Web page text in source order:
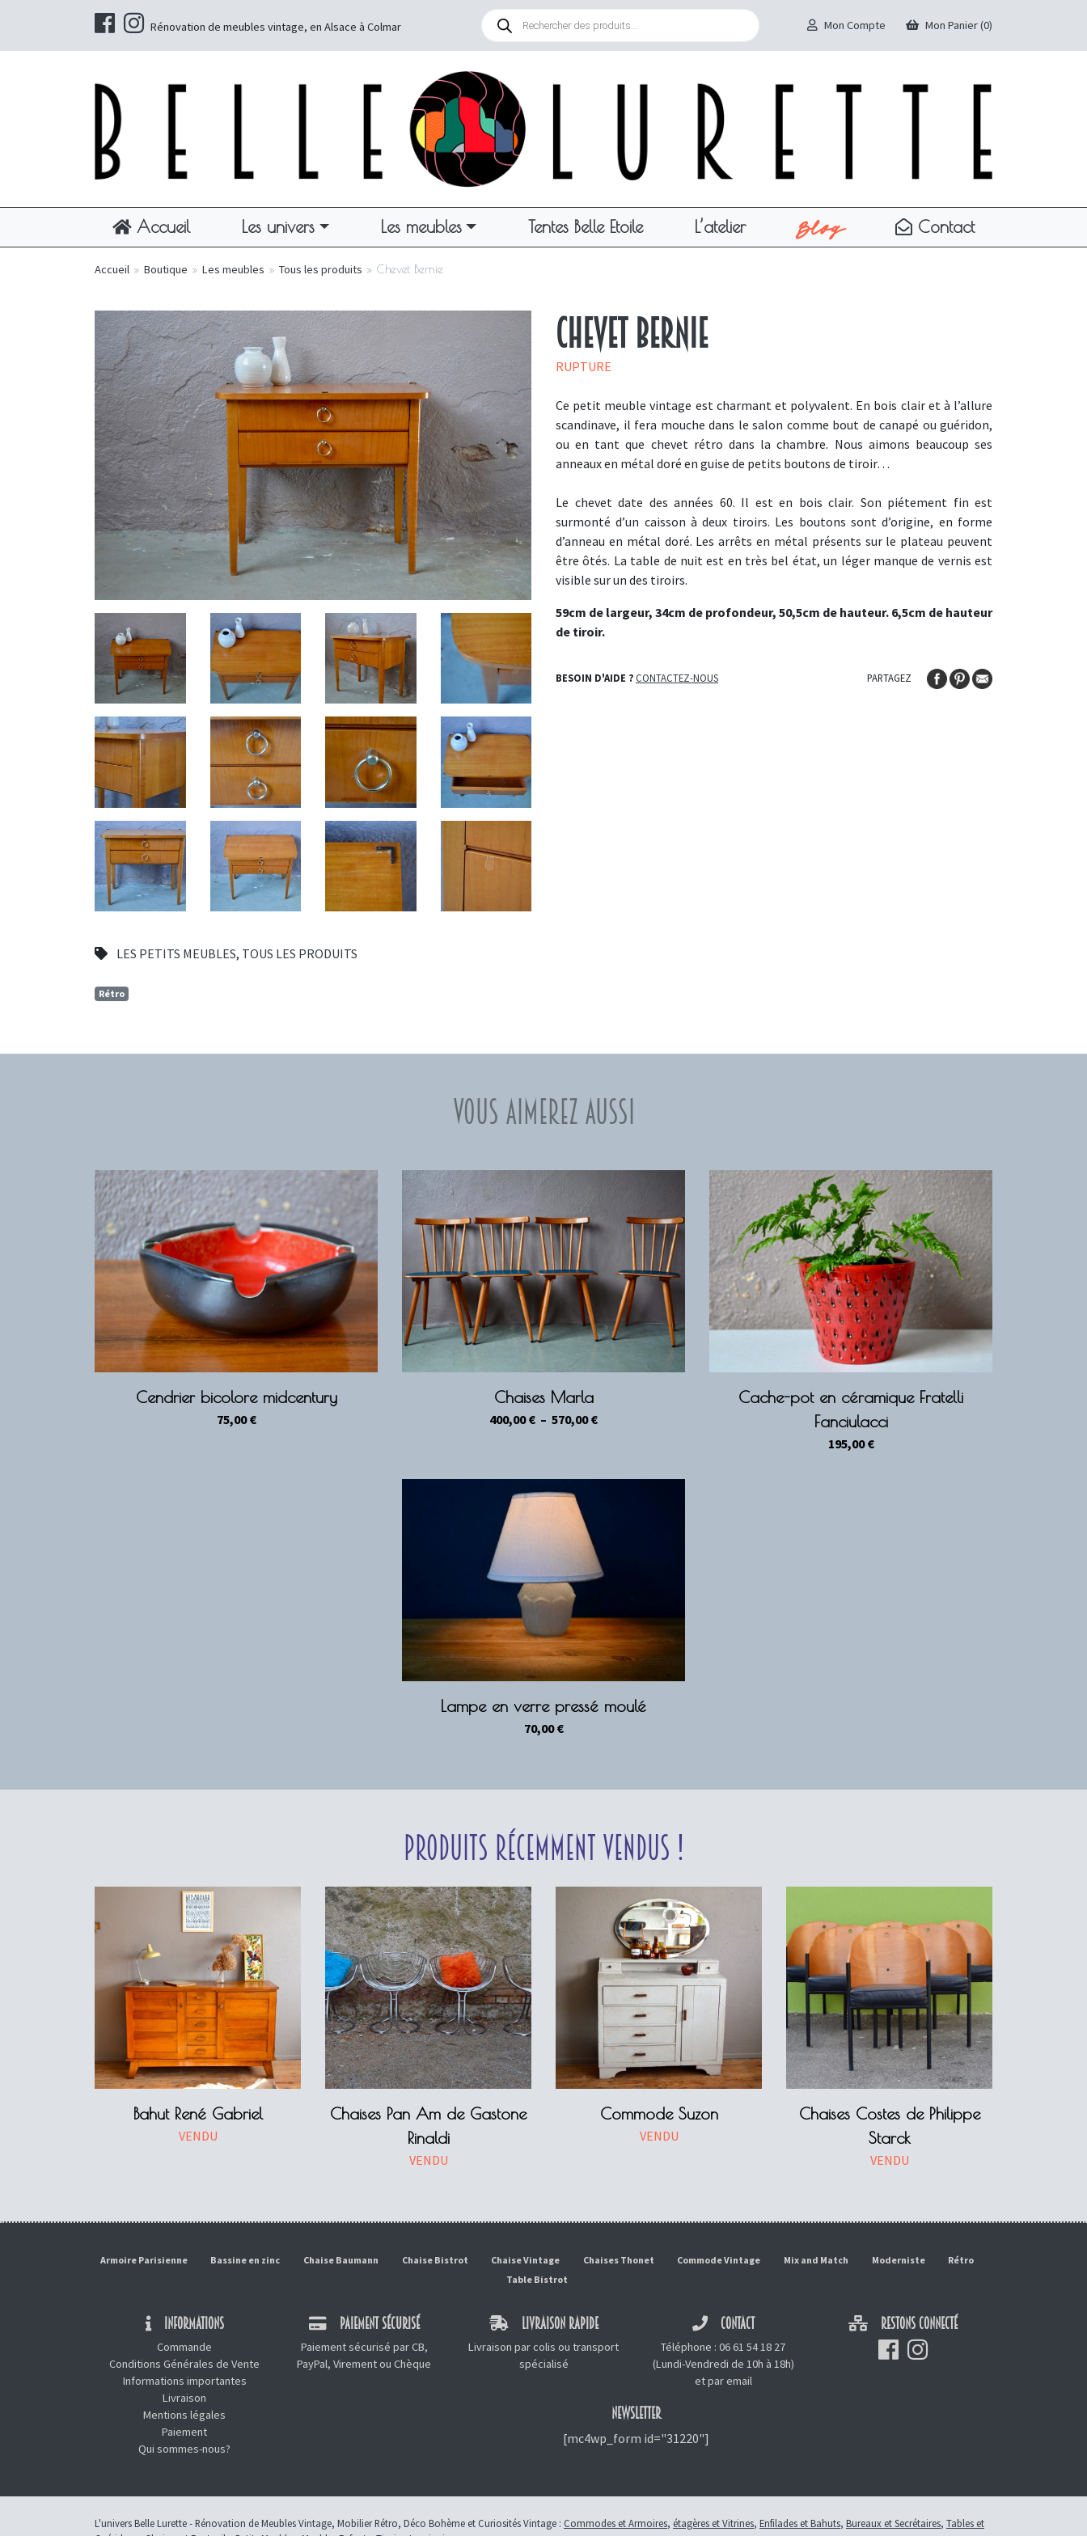
Rénovation de meubles vintage, en Alsace à Colmar
Recherche
produits
Mon Compte Mon Panier (0)
Accueil Les univers Les meubles Tentes Belle Etoile L’atelier Blog Contact
Accueil » Boutique » Les meubles » Tous les produits » Chevet Bernie
LES PETITS MEUBLES, TOUS LES PRODUITS
Rétro
Chevet Bernie
RUPTURE
Ce petit meuble vintage est charmant et polyvalent. En bois clair et à l’allure
scandinave, il fera mouche dans le salon comme bout de canapé ou guéridon,
ou en tant que chevet rétro dans la chambre. Nous aimons beaucoup ses
anneaux en métal doré en guise de petits boutons de tiroir…
Le chevet date des années 60. Il est en bois clair. Son piétement fin est
surmonté d’un caisson à deux tiroirs. Les boutons sont d’origine, en forme
d’anneau en métal doré. Les arrêts en métal présents sur le plateau peuvent
être ôtés. La table de nuit est en très bel état, un léger manque de vernis est
visible sur un des tiroirs.
59cm de largeur, 34cm de profondeur, 50,5cm de hauteur. 6,5cm de hauteur
de tiroir.
BESOIN D'AIDE ?CONTACTEZ-NOUS PARTAGEZ
Vous aimerez aussi
Cendrier bicolore midcentury
75,00€
Chaises Marla
400,00€ – 570,00€Plage
400,00 €
Cache-pot en céramique Fratelli
Fanciulacci
195,00€
Lampe en verre pressé moulé
70,00€
Produits récemment vendus !
Bahut René Gabriel
VENDU
Chaises Pan Am de Gastone
Rinaldi
VENDU
Commode Suzon
VENDU
Chaises Costes de Philippe
Starck
VENDU
Armoire Parisienne Bassine en zinc Chaise Baumann Chaise Bistrot Chaise Vintage Chaises Thonet Commode Vintage Mix and Match Moderniste
Rétro
Table Bistrot
INFORMATIONS
Commande
Conditions Générales de Vente
Informations importantes
Livraison
Mentions légales
Paiement
Qui sommes-nous?
PAIEMENT SÉCURISÉ
Paiement sécurisé par CB,
PayPal, Virement ou Chèque
LIVRAISON RAPIDE
Livraison par colis ou transport
spécialisé
CONTACT
Téléphone : 06 61 54 18 27
(Lundi-Vendredi de 10h à 18h)
etpar email
RESTONS CONNECTÉ
NEWSLETTER
[mc4wp_form id="31220"]
L'univers Belle Lurette - Rénovation de Meubles Vintage, Mobilier Rétro, Déco Bohème et Curiosités Vintage : Commodes et Armoires, étagères et Vitrines, Enfilades et Bahuts, Bureaux et Secrétaires, Tables et